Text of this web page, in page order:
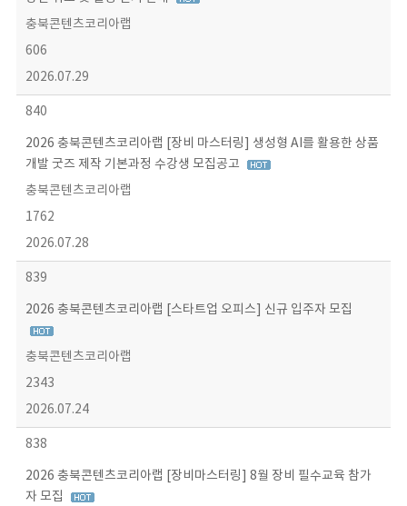
충북콘텐츠코리아랩
606
2026.07.29
840
2026 충북콘텐츠코리아랩 [장비 마스터링] 생성형 AI를 활용한 상품
개발 굿즈 제작 기본과정 수강생 모집공고
충북콘텐츠코리아랩
1762
2026.07.28
839
2026 충북콘텐츠코리아랩 [스타트업 오피스] 신규 입주자 모집
충북콘텐츠코리아랩
2343
2026.07.24
838
2026 충북콘텐츠코리아랩 [장비마스터링] 8월 장비 필수교육 참가
자 모집